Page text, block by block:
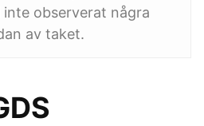
observerat några
av taket.